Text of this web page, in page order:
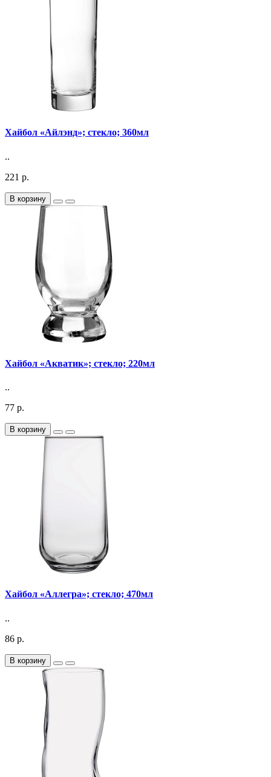
Хайбол «Айлэнд»; стекло; 360мл
..
221 р.
В корзину
Хайбол «Акватик»; стекло; 220мл
..
77 р.
В корзину
Хайбол «Аллегра»; стекло; 470мл
..
86 р.
В корзину